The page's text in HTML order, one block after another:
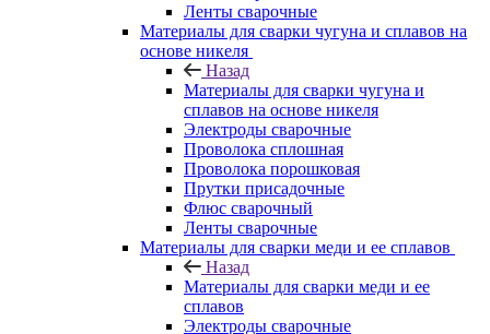
Ленты сварочные
Материалы для сварки чугуна и сплавов на
основе никеля
Назад
Материалы для сварки чугуна и
сплавов на основе никеля
Электроды сварочные
Проволока сплошная
Проволока порошковая
Прутки присадочные
Флюс сварочный
Ленты сварочные
Материалы для сварки меди и ее сплавов
Назад
Материалы для сварки меди и ее
сплавов
Электроды сварочные